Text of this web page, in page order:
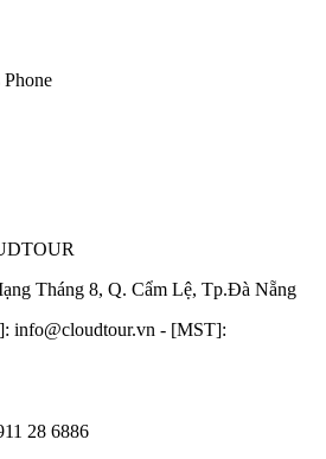
Tháng 8, Q. Cẩm Lệ, Tp.Đà Nẵng
info@cloudtour.vn - [MST]:
28 6886